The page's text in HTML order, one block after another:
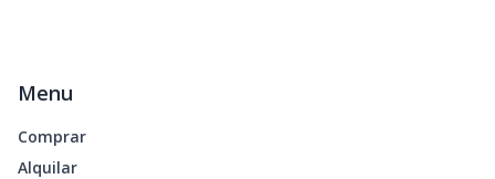
Menu
Comprar
Alquilar